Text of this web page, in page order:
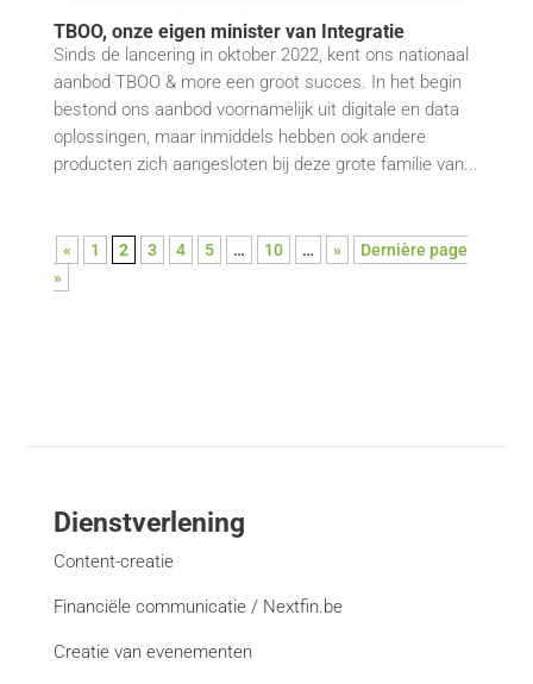
TBOO, onze eigen minister van Integratie
Sinds de lancering in oktober 2022, kent ons nationaal
aanbod TBOO & more een groot succes. In het begin
bestond ons aanbod voornamelijk uit digitale en data
oplossingen, maar inmiddels hebben ook andere
producten zich aangesloten bij deze grote familie van...
« 1 2 3 4 5 … 10 … »
Dernière page
»
Dienstverlening
Content-creatie
Financiële communicatie / Nextfin.be
Creatie van evenementen